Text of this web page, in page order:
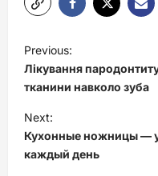
P
o
s
t
n
a
Previous:
Лікування
тканини навколо зуба
Next:
Кухонные ножницы —
каждый день